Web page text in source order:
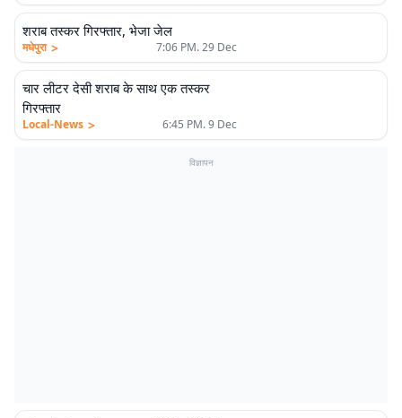
शराब तस्कर गिरफ्तार, भेजा जेल
मधेपुरा > 7:06 PM. 29 Dec
चार लीटर देसी शराब के साथ एक तस्कर
गिरफ्तार
Local-News > 6:45 PM. 9 Dec
विज्ञापन